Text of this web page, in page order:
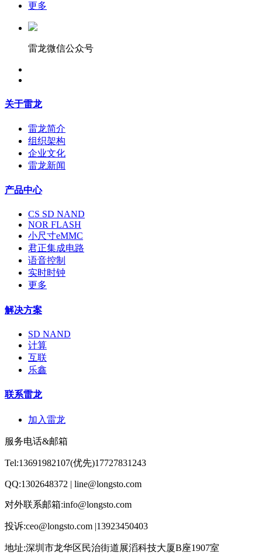
更多
雷龙微信公众号
关于雷龙
雷龙简介
组织架构
企业文化
雷龙新闻
产品中心
CS SD NAND
NOR FLASH
小尺寸eMMC
君正集成电路
语音控制
实时时钟
更多
解决方案
SD NAND
计算
互联
乐鑫
联系雷龙
加入雷龙
服务电话&邮箱
Tel:13691982107(优先)17727831243
QQ:1302648372 | line@longsto.com
对外联系邮箱:info@longsto.com
投诉:ceo@longsto.com |13923450403
地址:深圳市龙华区民治街道展滔科技大厦B座1907室